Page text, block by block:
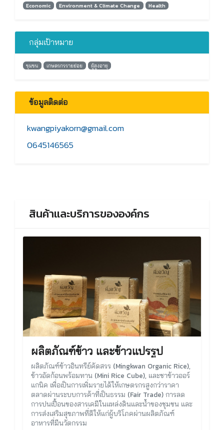
Economic Environment & Climate Change Health
กลุ่มเป้าหมาย
ชุมชน เกษตรกรรายย่อย ผู้สูงอายุ
ข้อมูลติดต่อ
kwangpiyakorn@gmail.com
0645146565
สินค้าและบริการขององค์กร
ผลิตภัณฑ์ข้าว และข้าวแปรรูป
ผลิตภัณฑ์ข้าวอินทรีย์คัดสรร (Mingkwan Organic Rice),
ข้าวอัดก้อนพร้อมทาน (Mini Rice Cube), และชาข้าวออร์
แกนิค เพื่อเป็นการเพิ่มรายได้ให้เกษตรกรสูงกว่าราคา
ตลาดผ่านระบบการค้าที่เป็นธรรม (Fair Trade) การลด
การปนเปื้อนของสารเคมีในแหล่งดินและน้ำของชุมชน และ
การส่งเสริมสุขภาพที่ดีให้แก่ผู้บริโภคผ่านผลิตภัณฑ์
อาหารที่มีนวัตกรรม